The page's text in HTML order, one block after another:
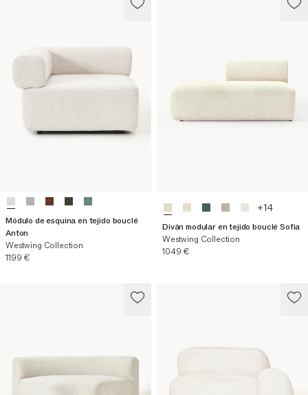
Módulo de esquina en tejido bouclé
Anton
Westwing Collection
Precio actual
1199 €
+14
Diván modular en tejido bouclé Sofia
Westwing Collection
Precio actual
1049 €